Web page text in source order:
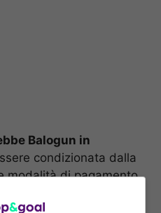
Balogun in
condizionata dalla
modalità di pagamento